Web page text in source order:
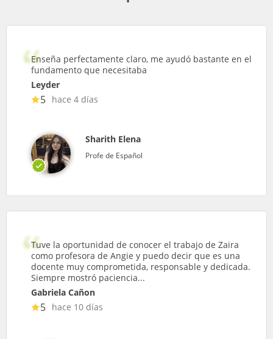
Enseña perfectamente claro, me ayudó bastante en el
fundamento que necesitaba
Leyder
5 hace 4 días
Sharith Elena
Profe de Español
Tuve la oportunidad de conocer el trabajo de Zaira
como profesora de Angie y puedo decir que es una
docente muy comprometida, responsable y dedicada.
Siempre mostró paciencia...
Gabriela Cañon
5 hace 10 días